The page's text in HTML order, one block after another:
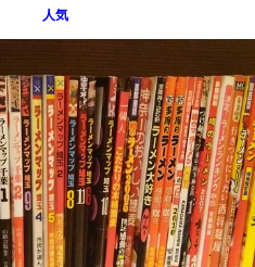
人気